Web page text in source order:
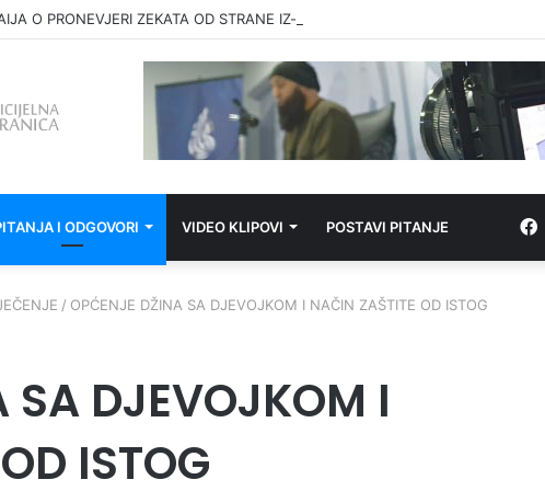
O PRONEVJERI ZEKATA OD STRANE IZ-a
I ODGOVORI VIDEO KLIPOVI POSTAVI PITANJE
/ OPĆENJE DŽINA SA DJEVOJKOM I NAČIN ZAŠTITE OD ISTOG
SA DJEVOJKOM I
ISTOG